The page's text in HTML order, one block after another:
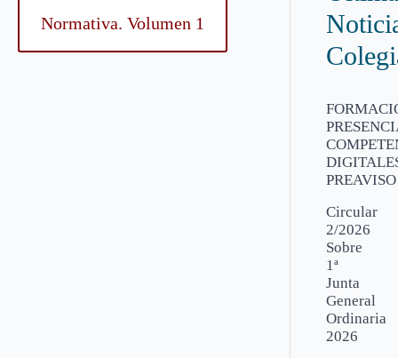
Normativa. Volumen 1
PREAVISO
Circular
2/2026
Sobre
1ª
Junta
General
Ordinaria
2026